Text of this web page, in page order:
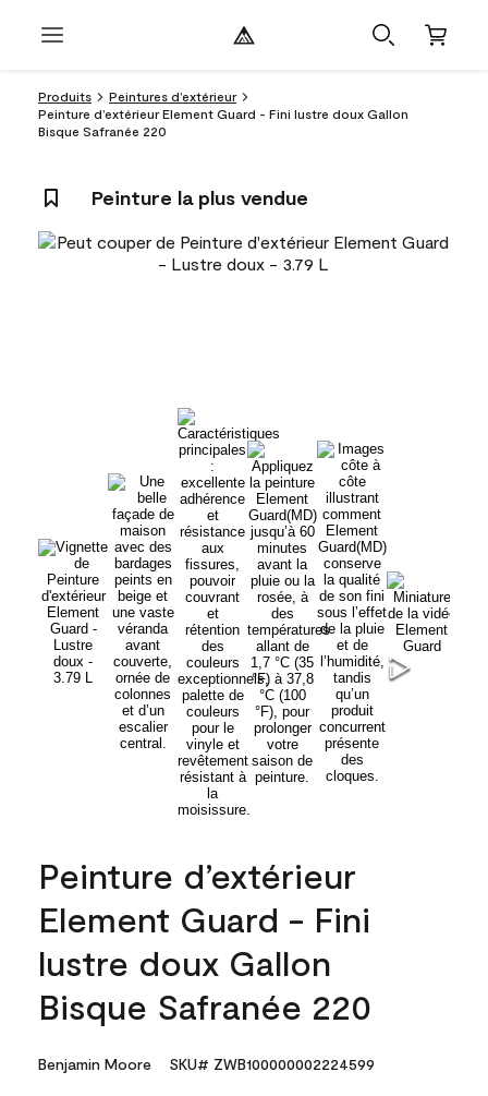
Produits
Peintures d’extérieur
Peinture d’extérieur Element Guard - Fini lustre doux Gallon
Bisque Safranée 220
Peinture la plus vendue
Peinture d’extérieur
Element Guard - Fini
lustre doux Gallon
Bisque Safranée 220
Benjamin Moore SKU# ZWB100000002224599